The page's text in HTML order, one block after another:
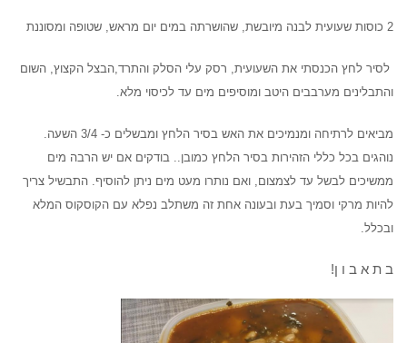
2 כוסות שעועית לבנה מיובשת, שהושרתה במים יום מראש, שטופה ומסוננת
לסיר לחץ הכנסתי את השעועית, רסק עלי הסלק והתרד,הבצל הקצוץ, השום
והתבלינים מערבבים היטב ומוסיפים מים עד לכיסוי מלא.
מביאים לרתיחה ומנמיכים את האש בסיר הלחץ ומבשלים כ- 3/4 השעה.
נוהגים בכל כללי הזהירות בסיר הלחץ כמובן.. בודקים אם יש הרבה מים
ממשיכים לבשל עד לצמצום, ואם נותרו מעט מים ניתן להוסיף. התבשיל צריך
להיות מרקי וסמיך בעת ובעונה אחת זה משתלב נפלא עם הקוסקוס המלא
ובכלל.
ב ת א ב ו ן!